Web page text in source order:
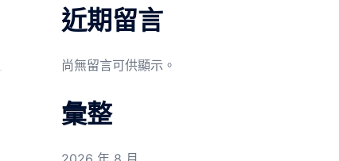
近期留言
尚無留言可供顯示。
彙整